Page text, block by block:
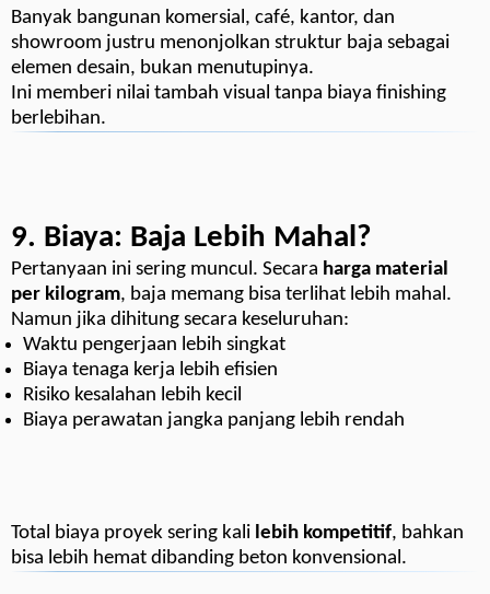
Banyak bangunan komersial, café, kantor, dan
showroom justru menonjolkan struktur baja sebagai
elemen desain, bukan menutupinya.
Ini memberi nilai tambah visual tanpa biaya finishing
berlebihan.
9. Biaya: Baja Lebih Mahal?
Pertanyaan ini sering muncul. Secara harga material
per kilogram, baja memang bisa terlihat lebih mahal.
Namun jika dihitung secara keseluruhan:
Waktu pengerjaan lebih singkat
Biaya tenaga kerja lebih efisien
Risiko kesalahan lebih kecil
Biaya perawatan jangka panjang lebih rendah
Total biaya proyek sering kali lebih kompetitif, bahkan
bisa lebih hemat dibanding beton konvensional.